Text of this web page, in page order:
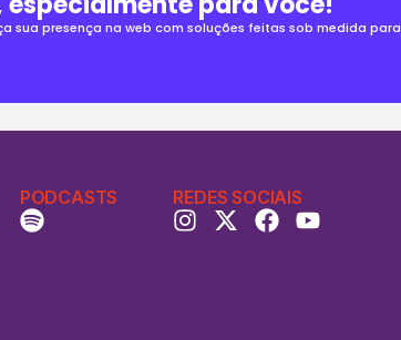
sua presença na web com soluções feitas sob medida para
PODCASTS REDES SOCIAIS